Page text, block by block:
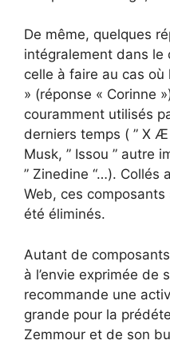
De même, quelques
intégralement dans
celle à faire au cas où
» (réponse « Corinne
couramment utilisés
derniers temps ( ” X Æ
Musk, ” Issou ” autre
” Zinedine “…). Collés
Web, ces
été éliminés.
Autant de
à l’envie exprimée de
recommande une
grande pour la
Zemmour et de son